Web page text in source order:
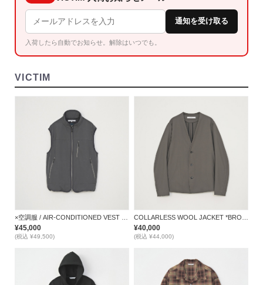
通知を受け取る
入荷したら自動でお知らせ。解除はいつでも。
VICTIM
×空調服 / AIR-CONDITIONED VEST *GRAY*
¥45,000
(税込 ¥49,500)
COLLARLESS WOOL JACKET *BROWN*
¥40,000
(税込 ¥44,000)